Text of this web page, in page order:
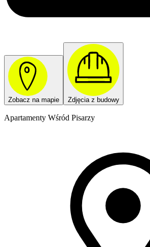
Zobacz na mapie Zdjęcia z budowy
Apartamenty Wśród Pisarzy